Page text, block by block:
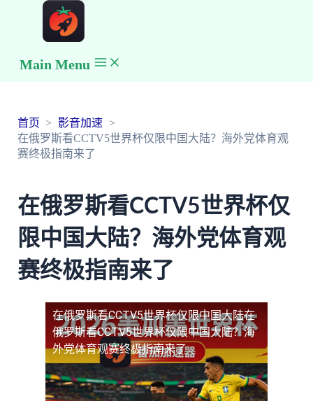
Main Menu
首页
影音加速
在俄罗斯看CCTV5世界杯仅限中国大陆？海外党体育观
赛终极指南来了
在俄罗斯看CCTV5世界杯仅
限中国大陆？海外党体育观
赛终极指南来了
在俄罗斯看CCTV5世界杯仅限中国大陆在
俄罗斯看CCTV5世界杯仅限中国大陆？海
外党体育观赛终极指南来了